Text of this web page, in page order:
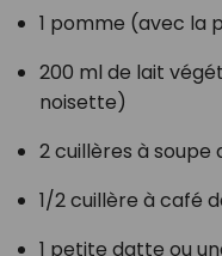
1 pomme (avec la
200 ml de lait
noisette)
2 cuillères à soupe
1/2 cuillère à café
1 petite datte ou